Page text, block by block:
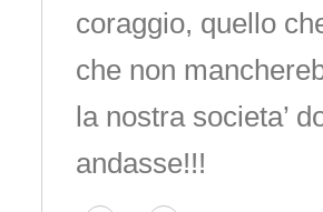
coraggio, quello
che non
la nostra societa’
andasse!!!